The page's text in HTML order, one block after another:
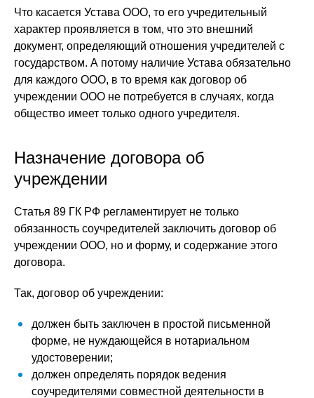
Что касается Устава ООО, то его учредительный
характер проявляется в том, что это внешний
документ, определяющий отношения учредителей с
государством. А потому наличие Устава обязательно
для каждого ООО, в то время как договор об
учреждении ООО не потребуется в случаях, когда
общество имеет только одного учредителя.
Назначение договора об
учреждении
Статья 89 ГК РФ регламентирует не только
обязанность соучредителей заключить договор об
учреждении ООО, но и форму, и содержание этого
договора.
Так, договор об учреждении:
должен быть заключен в простой письменной
форме, не нуждающейся в нотариальном
удостоверении;
должен определять порядок ведения
соучредителями совместной деятельности в